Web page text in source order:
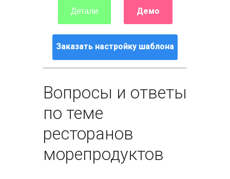
Детали Демо
Заказать настройку шаблона
Вопросы и ответы
по теме
ресторанов
морепродуктов